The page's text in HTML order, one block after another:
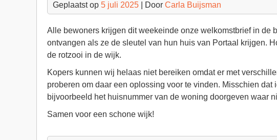
Geplaatst op 5 juli 2025 | Door Carla Buijsman
Alle bewoners krijgen dit weekeinde onze welkomstbrief in de
ontvangen als ze de sleutel van hun huis van Portaal krijgen.
de rotzooi in de wijk.
Kopers kunnen wij helaas niet bereiken omdat er met
proberen om daar een oplossing voor te vinden. Misschien
bijvoorbeeld het huisnummer van de woning doorgeven waar
Samen voor een schone wijk!